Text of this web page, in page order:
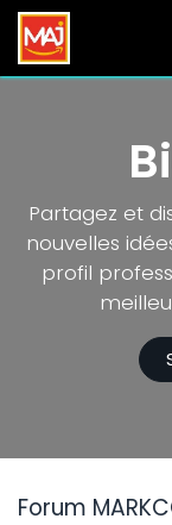
Se rendre au
Partagez et
nouvelles
profil
Forum